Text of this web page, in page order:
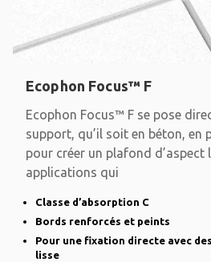
Ecophon Focus™ F
Ecophon Focus™ F se pose
support, qu’il soit en béton, en
pour créer un plafond d’aspect
applications qui
Classe d’absorption C
Bords renforcés et peints
Pour une fixation directe avec
lisse